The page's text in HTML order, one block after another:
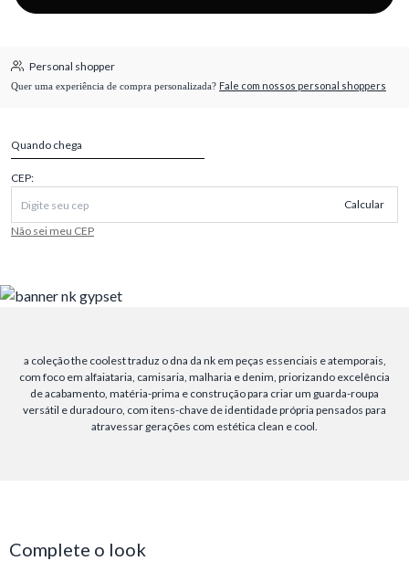
Personal shopper
Quer uma experiência de compra personalizada? Fale com nossos personal shoppers
Quando chega
CEP:
Calcular
Não sei meu CEP
a coleção the coolest traduz o dna da nk em peças essenciais e atemporais,
com foco em alfaiataria, camisaria, malharia e denim, priorizando excelência
de acabamento, matéria-prima e construção para criar um guarda-roupa
versátil e duradouro, com itens-chave de identidade própria pensados para
atravessar gerações com estética clean e cool.
Complete o look